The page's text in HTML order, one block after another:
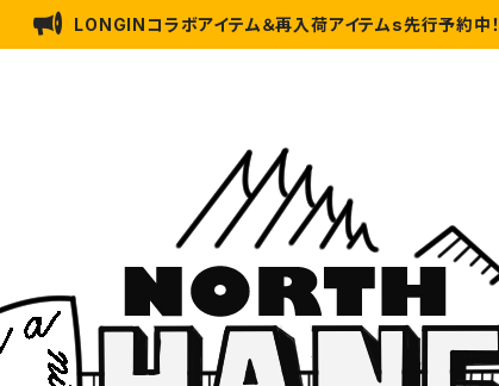
LONGINコラボアイテム＆再入荷アイテムs先行予約中！